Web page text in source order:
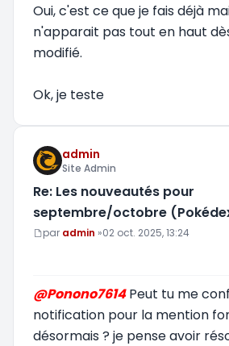
Oui, c'est ce que je fais déjà
n'apparait pas tout en haut
modifié.
Ok, je teste
admin
Site Admin
Re: Les nouveautés pour
septembre/octobre
Message
par admin »02 oct. 2025, 13:24
@Ponono7614Peut tu me
notification pour la mention
désormais ? je pense avoir